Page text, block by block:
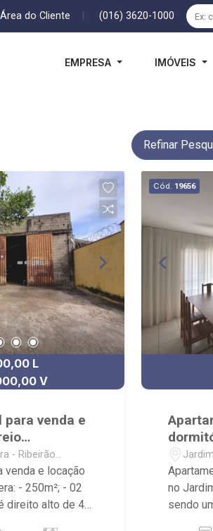
Área do Cliente (016) 3620-1000
EMPRESA IMÓVEIS
Refinar
L
V
venda e
- Ribeirão
venda e locação
- 250m²; - 02
direito alto de 4m;
Cód. 19656
no
sendo